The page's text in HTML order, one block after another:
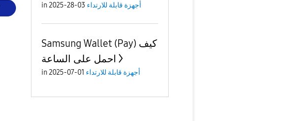
in أجهزة قابلة للارتداء 03-28-2025
Samsung Wallet (Pay) كيف
احمل على الساعة
in أجهزة قابلة للارتداء 01-07-2025